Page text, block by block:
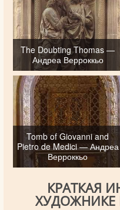
The Doubting Thomas —
Андреа Верроккьо
Tomb of Giovanni and
Pietro de Medici — Андреа
Верроккьо
КРАТКАЯ
ХУДОЖНИКЕ